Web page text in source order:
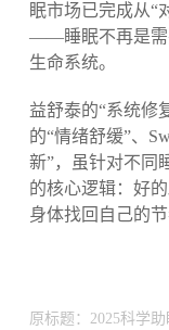
眠市场已完成从“
——睡眠不再是需
生命系统。
益舒泰的“系统修
的“情绪舒缓”、
新”，虽针对不同
的核心逻辑：好
身体找回自己的节
原标题：2025科学